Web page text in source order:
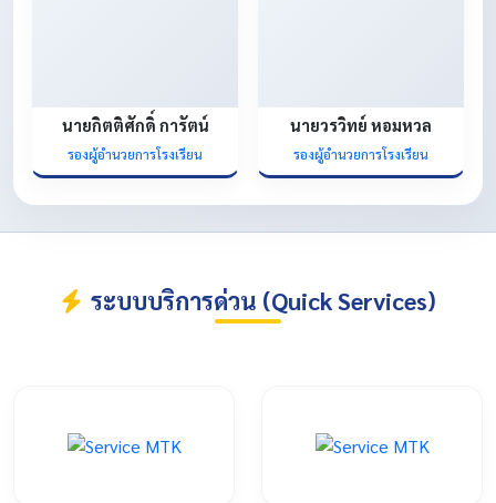
นายกิตติศักดิ์ การัตน์
รองผู้อำนวยการโรงเรียน
นายวรวิทย์ หอมหวล
รองผู้อำนวยการโรงเรียน
ระบบบริการด่วน (Quick Services)